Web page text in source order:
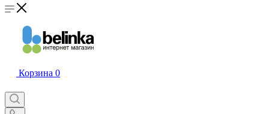
Корзина 0